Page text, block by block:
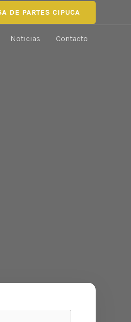
DE PARTES CIPUCA
Noticias Contacto